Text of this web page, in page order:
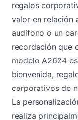
regalos
valor en relación
audífono o un
recordación que
modelo A2624
bienvenida,
corporativos de
La
realiza